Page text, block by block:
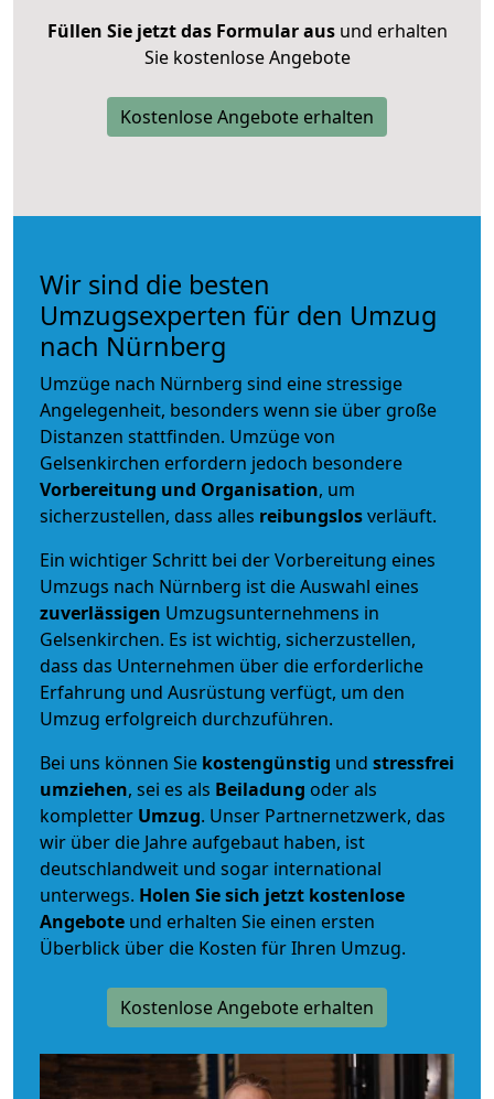
Füllen Sie jetzt das Formular ausund erhalten
Sie kostenlose Angebote
Kostenlose Angebote erhalten
Wir sind die besten
Umzugsexperten für den Umzug
nach Nürnberg
Umzüge nach Nürnberg sind eine stressige
Angelegenheit, besonders wenn sie über große
Distanzen stattfinden. Umzüge von
Gelsenkirchen erfordern jedoch besondere
Vorbereitung und Organisation, um
sicherzustellen, dass alles reibungslosverläuft.
Ein wichtiger Schritt bei der Vorbereitung eines
Umzugs nach Nürnberg ist die Auswahl eines
zuverlässigen Umzugsunternehmens in
Gelsenkirchen. Es ist wichtig, sicherzustellen,
dass das Unternehmen über die erforderliche
Erfahrung und Ausrüstung verfügt, um den
Umzug erfolgreich durchzuführen.
Bei uns können Sie kostengünstig und stressfrei
umziehen, sei es als Beiladung oder als
kompletter Umzug. Unser Partnernetzwerk, das
wir über die Jahre aufgebaut haben, ist
deutschlandweit und sogar international
unterwegs. Holen Sie sich jetzt kostenlose
Angebote und erhalten Sie einen ersten
Überblick über die Kosten für Ihren Umzug.
Kostenlose Angebote erhalten